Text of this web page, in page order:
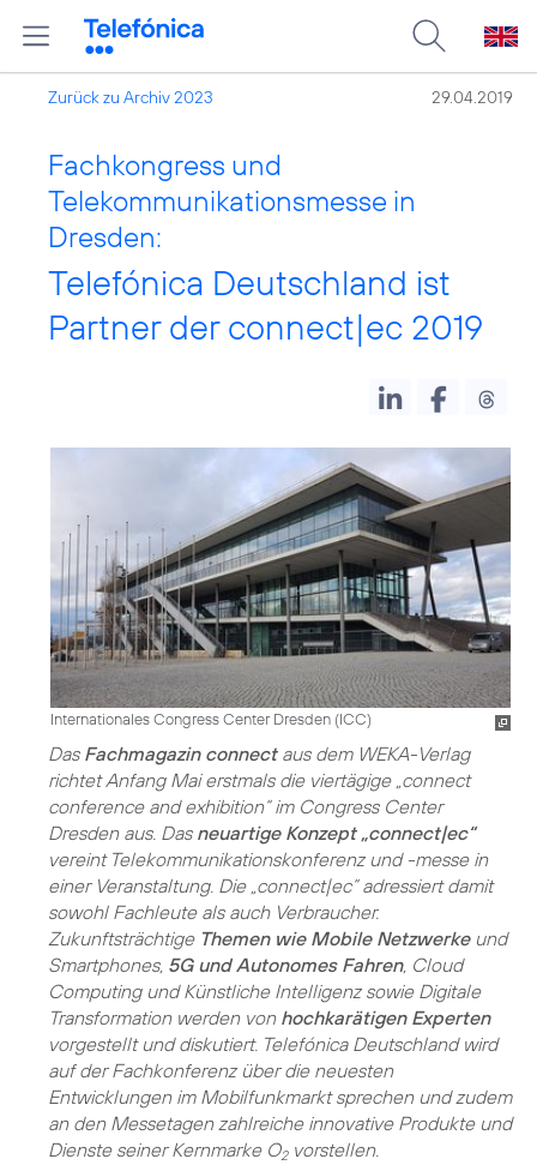
Zurück zu Archiv 2023 29.04.2019
Fachkongress und
Telekommunikationsmesse in
Dresden:
Telefónica Deutschland ist
Partner der connect|ec 2019
Internationales Congress Center Dresden (ICC)
Das Fachmagazin connectaus dem WEKA-Verlag
richtet Anfang Mai erstmals die viertägige „connect
conference and exhibition“ im Congress Center
Dresden aus. Das neuartige Konzept „connect|ec“
vereint Telekommunikationskonferenz und -messe in
einer Veranstaltung. Die „connect|ec“ adressiert damit
sowohl Fachleute als auch Verbraucher.
Zukunftsträchtige Themen wie Mobile Netzwerkeund
Smartphones, 5G und Autonomes Fahren, Cloud
Computing und Künstliche Intelligenz sowie Digitale
Transformation werden von hochkarätigen Experten
vorgestellt und diskutiert. Telefónica Deutschland wird
auf der Fachkonferenz über die neuesten
Entwicklungen im Mobilfunkmarkt sprechen und zudem
an den Messetagen zahlreiche innovative Produkte und
Dienste seiner Kernmarke O2vorstellen.